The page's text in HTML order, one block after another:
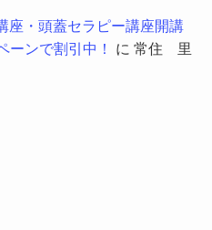
座・頭蓋セラピー講座開講
ンで割引中！
に 常住 里